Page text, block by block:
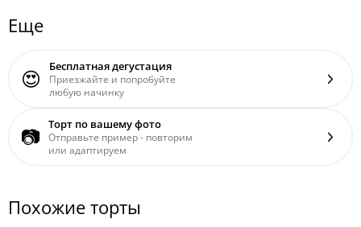
Еще
😍 Бесплатная дегустация
Приезжайте и попробуйте
любую начинку
📷 Торт по вашему фото
Отправьте пример - повторим
или адаптируем
Похожие торты